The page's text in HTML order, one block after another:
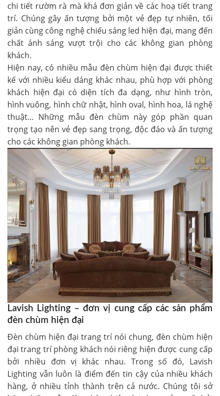
chi tiết rườm rà mà khá đơn giản về các hoạ tiết trang
trí. Chúng gây ấn tượng bởi một vẻ đẹp tự nhiên, tối
giản cùng công nghệ chiếu sáng led hiện đại, mang đến
chất ánh sáng vượt trội cho các không gian phòng
khách.
Hiện nay, có nhiều mẫu đèn chùm hiện đại được thiết
kế với nhiều kiểu dáng khác nhau, phù hợp với phòng
khách hiện đại có diện tích đa dạng, như hình tròn,
hình vuông, hình chữ nhật, hình oval, hình hoa, lá nghệ
thuật… Những mẫu đèn chùm này góp phần quan
trọng tạo nên vẻ đẹp sang trọng, độc đáo và ấn tượng
cho các không gian phòng khách.
Lavish Lighting – đơn vị cung cấp các sản phẩm
đèn chùm hiện đại
Đèn chùm hiện đại trang trí nói chung, đèn chùm hiện
đại trang trí phòng khách nói riêng hiện được cung cấp
bởi nhiều đơn vị khác nhau. Trong số đó, Lavish
Lighting vẫn luôn là điểm đến tin cậy của nhiều khách
hàng, ở nhiều tỉnh thành trên cả nước. Chúng tôi sở